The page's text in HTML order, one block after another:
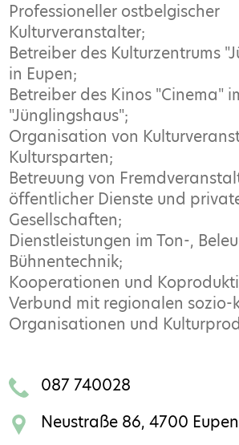
Professioneller ostbelgischer
Kulturveranstalter;
Betreiber des Kulturzentrums
in Eupen;
Betreiber des Kinos "Cinema"
"Jünglingshaus";
Organisation von
Kultursparten;
Betreuung von
öffentlicher Dienste und
Gesellschaften;
Dienstleistungen im Ton-,
Bühnentechnik;
Kooperationen und
Verbund mit regionalen sozio-
Organisationen und
087 740028
Neustraße 86, 4700 Eupen